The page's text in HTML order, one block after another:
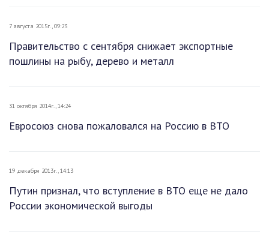
7 августа 2015г., 09:23
Правительство с сентября снижает экспортные
пошлины на рыбу, дерево и металл
31 октября 2014г., 14:24
Евросоюз снова пожаловался на Россию в ВТО
19 декабря 2013г., 14:13
Путин признал, что вступление в ВТО еще не дало
России экономической выгоды